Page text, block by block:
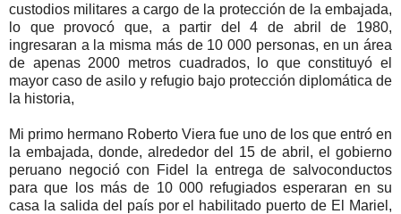
custodios militares a cargo de la protección de la embajada,
lo que provocó que, a partir del 4 de abril de 1980,
ingresaran a la misma más de 10 000 personas, en un área
de apenas 2000 metros cuadrados, lo que constituyó el
mayor caso de asilo y refugio bajo protección diplomática de
la historia,
Mi primo hermano Roberto Viera fue uno de los que entró en
la embajada, donde, alrededor del 15 de abril, el gobierno
peruano negoció con Fidel la entrega de salvoconductos
para que los más de 10 000 refugiados esperaran en su
casa la salida del país por el habilitado puerto de El Mariel,